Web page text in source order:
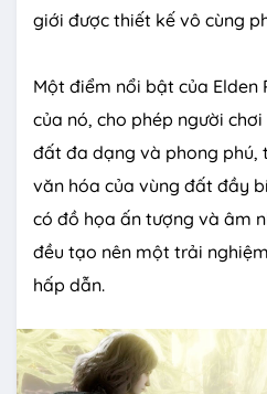
giới được thiết kế vô cùng
Một điểm nổi bật của
của nó, cho phép người
đất đa dạng và phong phú,
văn hóa của vùng đất đầy
có đồ họa ấn tượng và âm
đều tạo nên một trải
hấp dẫn.